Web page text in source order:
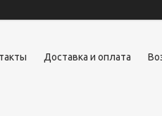
Доставка и оплата